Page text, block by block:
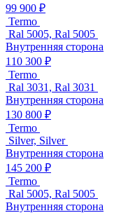
99 900 ₽
Termo
Ral 5005, Ral 5005
Внутренняя сторона
110 300 ₽
Termo
Ral 3031, Ral 3031
Внутренняя сторона
130 800 ₽
Termo
Silver, Silver
Внутренняя сторона
145 200 ₽
Termo
Ral 5005, Ral 5005
Внутренняя сторона